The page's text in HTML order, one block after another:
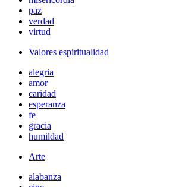
paz
verdad
virtud
Valores espiritualidad
alegria
amor
caridad
esperanza
fe
gracia
humildad
Arte
alabanza